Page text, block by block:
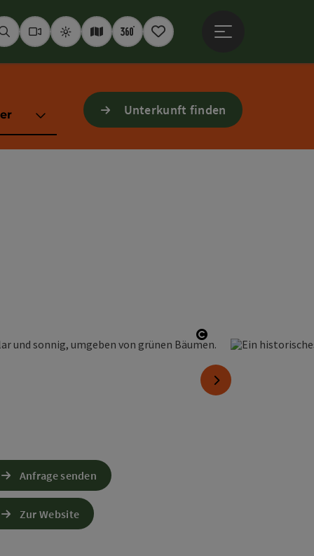
SuchenWebcams
WetterInteraktive Karte
360° Panoramen
Merkzettel
Unterkunft finden
Copyright öffnen
nächstes Element
Anfrage senden
Zur Website